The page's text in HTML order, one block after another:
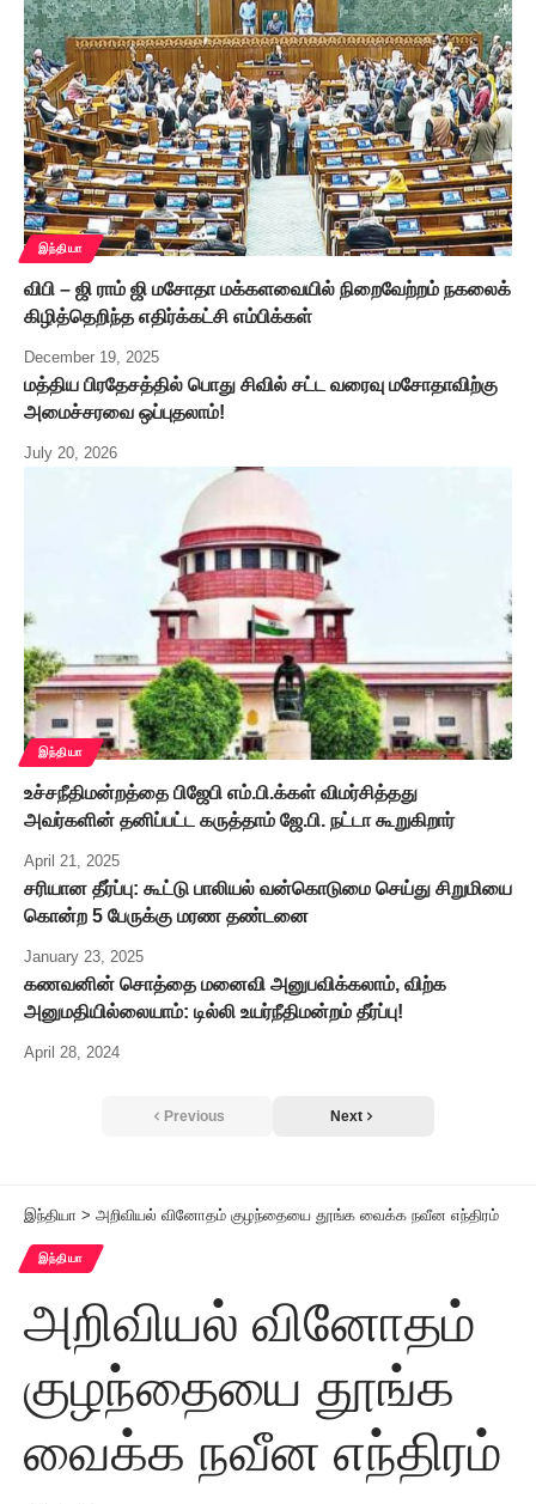
இந்தியா
விபி – ஜி ராம் ஜி மசோதா மக்களவையில் நிறைவேற்றம் நகலைக்
கிழித்தெறிந்த எதிர்க்கட்சி எம்பிக்கள்
December 19, 2025
மத்திய பிரதேசத்தில் பொது சிவில் சட்ட வரைவு மசோதாவிற்கு
அமைச்சரவை ஒப்புதலாம்!
July 20, 2026
இந்தியா
உச்சநீதிமன்றத்தை பிஜேபி எம்.பி.க்கள் விமர்சித்தது
அவர்களின் தனிப்பட்ட கருத்தாம் ஜே.பி. நட்டா கூறுகிறார்
April 21, 2025
சரியான தீர்ப்பு: கூட்டு பாலியல் வன்கொடுமை செய்து சிறுமியை
கொன்ற 5 பேருக்கு மரண தண்டனை
January 23, 2025
கணவனின் சொத்தை மனைவி அனுபவிக்கலாம், விற்க
அனுமதியில்லையாம்: டில்லி உயர்நீதிமன்றம் தீர்ப்பு!
April 28, 2024
Previous Next
இந்தியா > அறிவியல் வினோதம் குழந்தையை தூங்க வைக்க நவீன எந்திரம்
இந்தியா
அறிவியல் வினோதம்
குழந்தையை தூங்க
வைக்க நவீன எந்திரம்